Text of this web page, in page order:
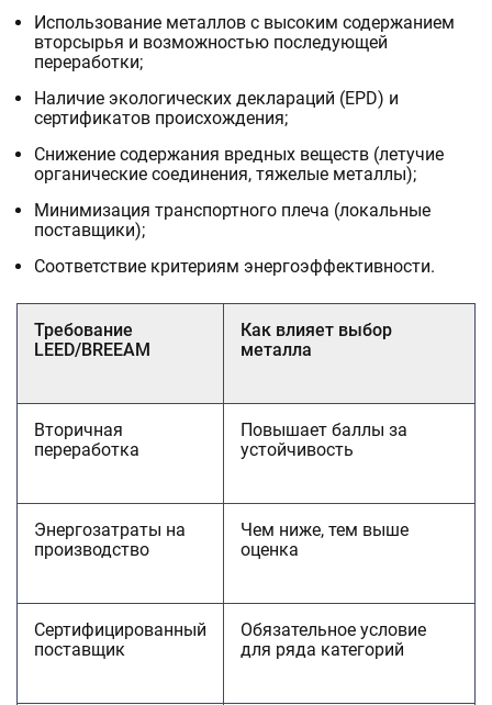
Использование металлов с высоким содержанием
вторсырья и возможностью последующей
переработки;
Наличие экологических деклараций (EPD) и
сертификатов происхождения;
Снижение содержания вредных веществ (летучие
органические соединения, тяжелые металлы);
Минимизация транспортного плеча (локальные
поставщики);
Соответствие критериям энергоэффективности.
Требование
LEED/BREEAM
Как влияет выбор
металла
Вторичная
переработка
Повышает баллы за
устойчивость
Энергозатраты на
производство
Чем ниже, тем выше
оценка
Сертифицированный
поставщик
Обязательное условие
для ряда категорий